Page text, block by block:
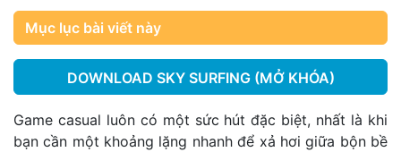
Mục lục bài viết này
DOWNLOAD SKY SURFING (MỞ KHÓA)
Game casual luôn có một sức hút đặc biệt, nhất là khi
bạn cần một khoảng lặng nhanh để xả hơi giữa bộn bề